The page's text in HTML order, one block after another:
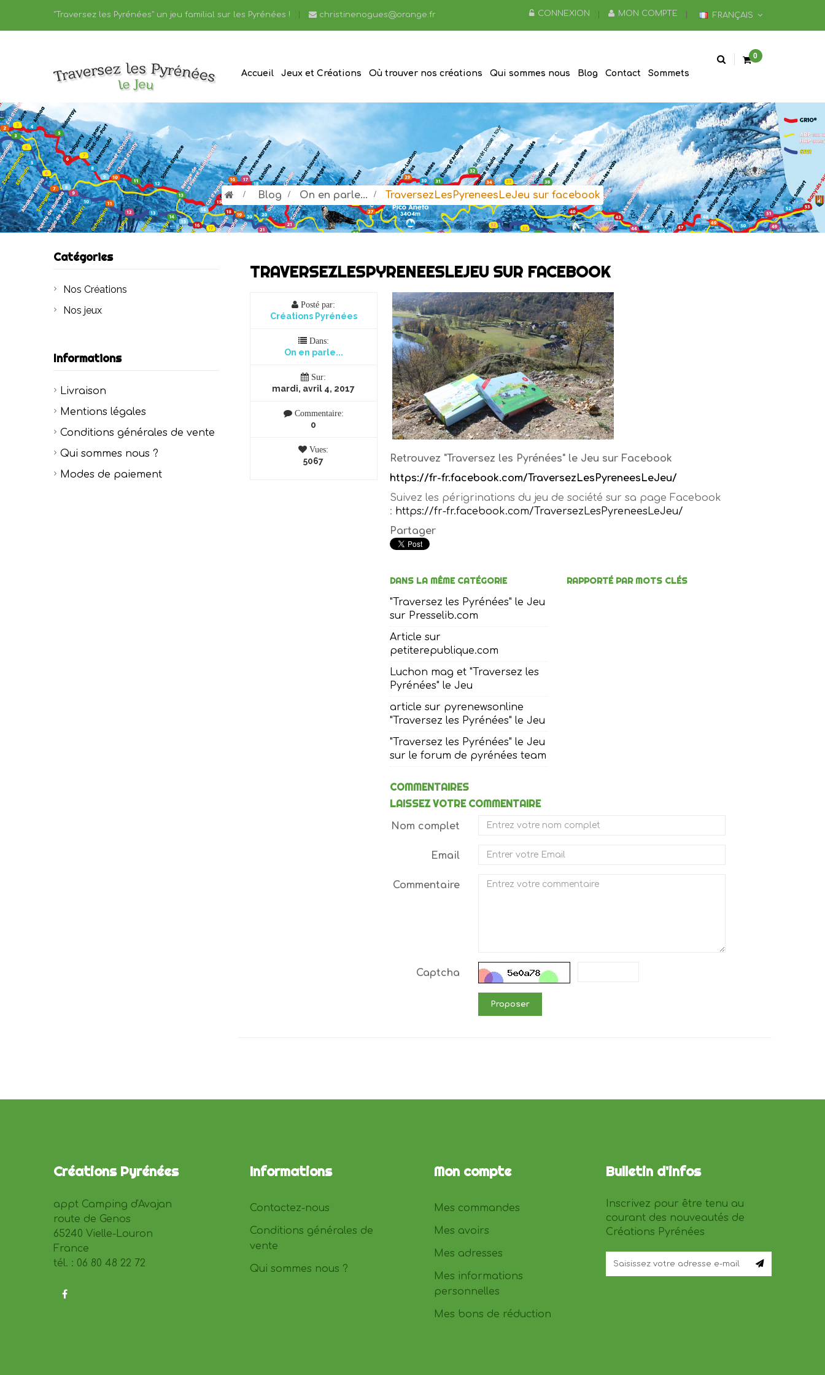
FRANÇAIS
CONNEXION MON COMPTE
"Traversez les Pyrénées" un jeu familial sur les Pyrénées ! christinenogues@orange.fr
Accueil Jeux et Créations Où trouver nos créations Qui sommes nous Blog Contact Sommets
0
> Blog > On en parle... > TraversezLesPyreneesLeJeu sur facebook
Catégories
Nos Créations
Nos jeux
Informations
Livraison
Mentions légales
Conditions générales de vente
Qui sommes nous ?
Modes de paiement
TRAVERSEZLESPYRENEESLEJEU SUR FACEBOOK
Posté par:
Créations Pyrénées
Dans:
On en parle...
Sur:
mardi, avril 4, 2017
Commentaire:
0
Vues:
5067
Retrouvez "Traversez les Pyrénées" le Jeu sur Facebook
https://fr-fr.facebook.com/TraversezLesPyreneesLeJeu/
Suivez les périgrinations du jeu de société sur sa page Facebook
: https://fr-fr.facebook.com/TraversezLesPyreneesLeJeu/
Partager
DANS LA MÊME CATÉGORIE
"Traversez les Pyrénées" le Jeu
sur Presselib.com
Article sur
petiterepublique.com
Luchon mag et "Traversez les
Pyrénées" le Jeu
article sur pyrenewsonline
"Traversez les Pyrénées" le Jeu
"Traversez les Pyrénées" le Jeu
sur le forum de pyrénées team
RAPPORTÉ PAR MOTS CLÉS
COMMENTAIRES
LAISSEZ VOTRE COMMENTAIRE
Nom complet
Email
Commentaire
Captcha
Proposer
Créations Pyrénées
appt Camping d'Avajan
route de Genos
65240 Vielle-Louron
France
tél. : 06 80 48 22 72
Informations
Contactez-nous
Conditions générales de
vente
Qui sommes nous ?
Mon compte
Mes commandes
Mes avoirs
Mes adresses
Mes informations
personnelles
Mes bons de réduction
Bulletin d'infos
Inscrivez pour être tenu au
courant des nouveautés de
Créations Pyrénées